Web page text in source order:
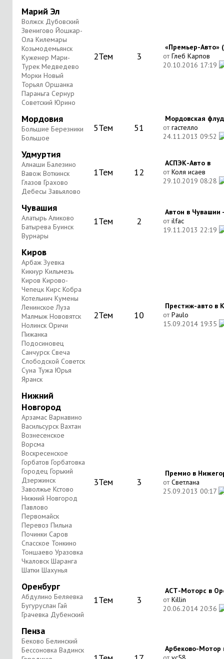
Марий Эл
Волжск Дубовский
Звенигово Йошкар-
Ола Килемары
Козьмодемьянск
Куженер Мари-
Турек Медведево
Морки Новый
Торьял Оршанка
Параньга Сернур
Советский Юрино
2Тем 3
«Премьер-Авто»
отГлеб Карпов
20.10.2016 17:19
Мордовия
Большие Березники
Большое
5Тем 51
Мордовская
отгастелло
24.11.2013 09:52
Удмуртия
Алнаши Балезино
Вавож Воткинск
Глазов Грахово
Дебесы Завьялово
1Тем 12
АСПЭК-Авто в
отКоля исаев
29.10.2019 08:28
Чувашия
Алатырь Аликово
Батырева Буинск
Вурнары
1Тем 2
Автон в Чувашии
отilfac
19.11.2013 22:19
Киров
Арбаж Зуевка
Кикнур Кильмезь
Киров Кирово-
Чепецк Кирс Кобра
Котельнич Кумены
Ленинское Луза
Малмыж Нововятск
Нолинск Оричи
Пижанка
Подосиновец
Санчурск Свеча
Слободской Советск
Суна Тужа Юрья
Яранск
2Тем 10
Престиж-авто в
отPaulo
15.09.2014 19:35
Нижний
Новгород
Арзамас Варнавино
Васильсурск Вахтан
Вознесенское
Ворсма
Воскресенское
Горбатов Горбатовка
Городец Горький
Дзержинск
Заволжье Кстово
Нижний Новгород
Павлово
Первомайск
Перевоз Пильна
Починки Саров
Спасское Тонкино
Тоншаево Уразовка
Чкаловск Шаранга
Шатки Шахунья
3Тем 3
Премио в
отСветлана
25.09.2013 00:17
Оренбург
Абдулино Беляевка
Бугуруслан Гай
Грачевка Дубенский
1Тем 3
АСТ-Моторс в
отKillin
20.06.2014 20:36
Пенза
Беково Белинский
Бессоновка Вадинск
Арбеково-Мотор